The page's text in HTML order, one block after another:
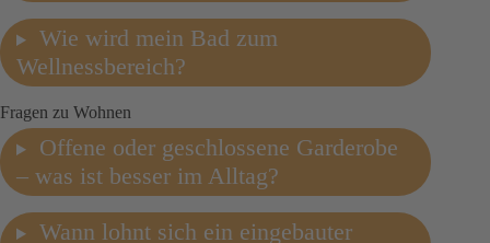
Wie wird mein Bad zum
Wellnessbereich?
Fragen zu Wohnen
Offene oder geschlossene Garderobe
– was ist besser im Alltag?
Wann lohnt sich ein eingebauter